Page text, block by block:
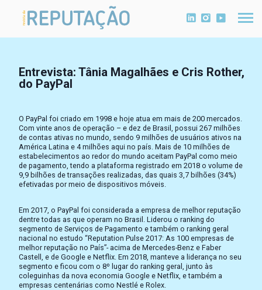
Entrevista: Tânia Magalhães e Cris Rother,
do PayPal
O PayPal foi criado em 1998 e hoje atua em mais de 200 mercados.
Com vinte anos de operação – e dez de Brasil, possui 267 milhões
de contas ativas no mundo, sendo 9 milhões de usuários ativos na
América Latina e 4 milhões aqui no país. Mais de 10 milhões de
estabelecimentos ao redor do mundo aceitam PayPal como meio
de pagamento, tendo a plataforma registrado em 2018 o volume de
9,9 bilhões de transações realizadas, das quais 3,7 bilhões (34%)
efetivadas por meio de dispositivos móveis.
Em 2017, o PayPal foi considerada a empresa de melhor reputação
dentre todas as que operam no Brasil. Liderou o ranking do
segmento de Serviços de Pagamento e também o ranking geral
nacional no estudo “Reputation Pulse 2017: As 100 empresas de
melhor reputação no País”- acima de Mercedes-Benz e Faber
Castell, e de Google e Netflix. Em 2018, manteve a liderança no seu
segmento e ficou com o 8º lugar do ranking geral, junto às
coleguinhas da nova economia Google e Netflix, e também a
empresas centenárias como Nestlé e Rolex.